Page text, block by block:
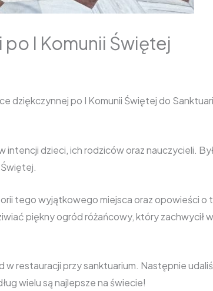
I Komunii Świętej
dziękczynnej po I Komunii Świętej do
dzieci, ich rodziców oraz nauczycieli.
tego wyjątkowego miejsca oraz opowieści o
piękny ogród różańcowy, który zachwycił
restauracji przy sanktuarium. Następnie
wielu są najlepsze na świecie!